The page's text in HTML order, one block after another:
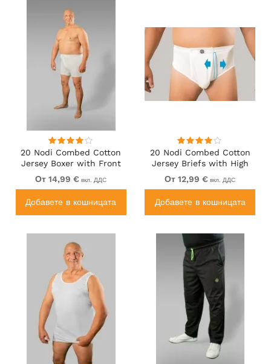
20 Nodi Combed Cotton
Jersey Boxer with Front
Button Fly White
От 14,99 € вкл. ДДС
Добавете в кошницата
20 Nodi Combed Cotton
Jersey Briefs with High
Side Cut and Side
Opening White
От 12,99 € вкл. ДДС
Добавете в кошницата